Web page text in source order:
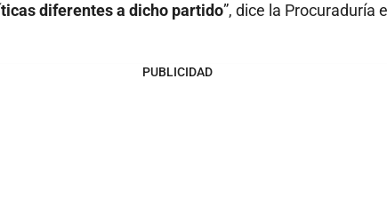
diferentes a dicho partido”, dice la Procuraduría
PUBLICIDAD